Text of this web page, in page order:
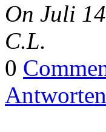
On Juli
C.L.
0
Antworten